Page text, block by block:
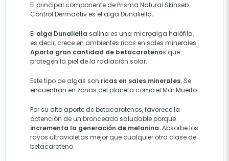
El principal componente de Prisma Natural Skinseb
Control Dermactiv es el alga Dunaliella.
El alga Dunaliella salina es una microalga halófila,
es decir, crece en ambientes ricos en sales minerales.
Aporta gran cantidad de betacarotenos que
protegen la piel de la radiación solar.
Este tipo de algas son ricas en sales minerales. Se
encuentran en zonas del planeta como el Mar Muerto.
Por su alto aporte de betacarotenos, favorece la
obtención de un bronceado saludable porque
incrementa la generación de melanina.Absorbe los
rayos ultravioletas mejor que cualquier otra clase de
betacaroteno.